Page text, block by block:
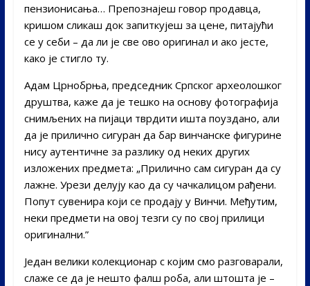
пензионисања… Препознајеш говор продавца,
кришом сликаш док запиткујеш за цене, питајући
се у себи – да ли је све ово оригинал и ако јесте,
како је стигло ту.
Адам Црнобрња, председник Српског археолошког
друштва, каже да је тешко на основу фотографија
снимљених на пијаци тврдити ишта поуздано, али
да је прилично сигуран да бар винчанске фигурине
нису аутентичне за разлику од неких других
изложених предмета: „Прилично сам сигуран да су
лажне. Урези делују као да су чачкалицом рађени.
Попут сувенира који се продају у Винчи. Међутим,
неки предмети на овој тезги су по свој прилици
оригинални.”
Један велики колекционар с којим смо разговарали,
слаже се да је нешто фалш роба, али штошта је –